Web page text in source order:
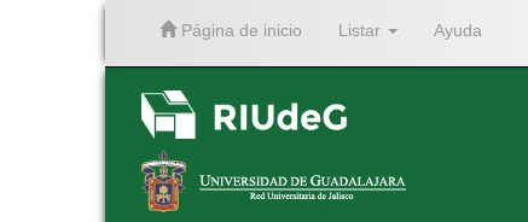
Página de inicio Listar Ayuda